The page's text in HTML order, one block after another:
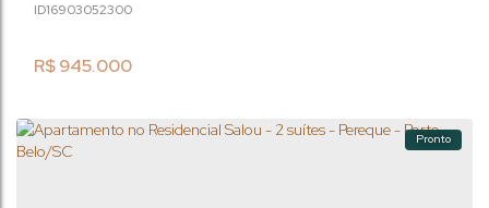
R$945.000
2300
1690305
julho de 2030, este projeto moderno oferece
3 suítes, além de 2 vagas de garagem, em
Pronto